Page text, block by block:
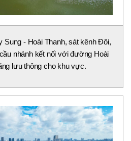
Sung - Hoài Thanh, sát kênh Đôi,
nhánh kết nối với đường Hoài
lưu thông cho khu vực.